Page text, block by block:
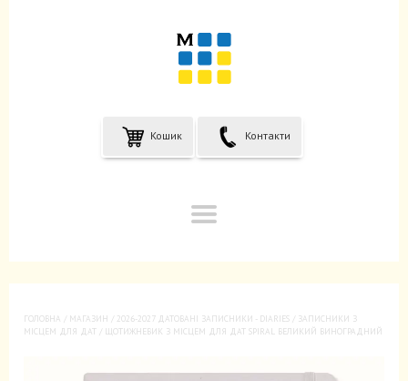
Кошик Контакти
ГОЛОВНА / МАГАЗИН / 2026-2027 ДАТОВАНІ ЗАПИСНИКИ - DIARIES / ЗАПИСНИКИ З
МІСЦЕМ ДЛЯ ДАТ / ЩОТИЖНЕВИК З МІСЦЕМ ДЛЯ ДАТ SPIRAL ВЕЛИКИЙ ВИНОГРАДНИЙ